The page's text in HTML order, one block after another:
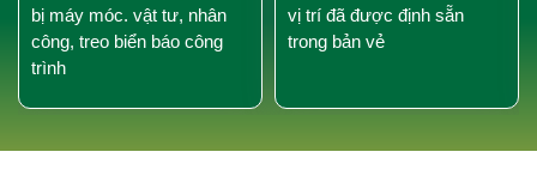
bị máy móc. vật tư, nhân
công, treo biển báo công
trình
vị trí đã được định sẵn
trong bản vẻ